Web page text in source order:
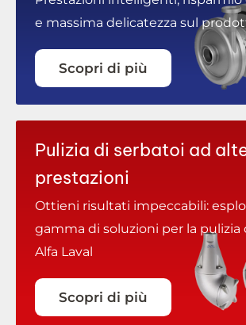
e massima delicatezza sul
Scopri di più
Pulizia di serbatoi ad
prestazioni
Ottieni risultati impeccabili:
gamma di soluzioni per la pulizia
Alfa Laval
Scopri di più